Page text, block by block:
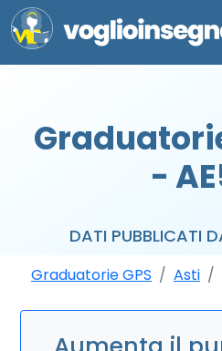
-
DATI PUBBLICATI
Graduatorie GPS Asti